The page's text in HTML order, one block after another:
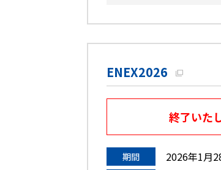
ENEX2026
終了いた
期間 2026年1月